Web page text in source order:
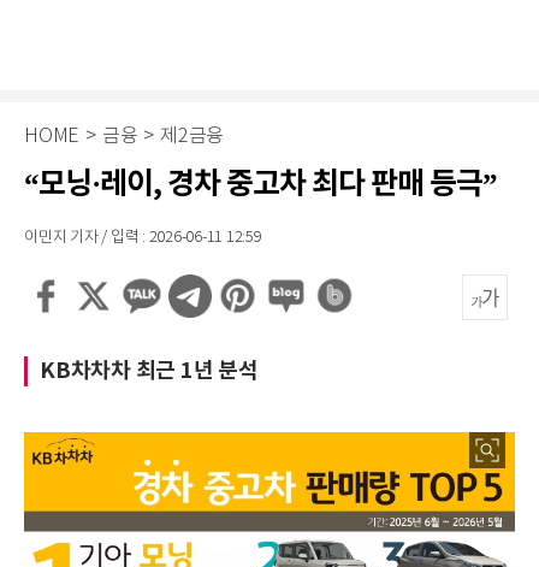
HOME > 금융 > 제2금융
“모닝·레이, 경차 중고차 최다 판매 등극”
이민지 기자 / 입력 : 2026-06-11 12:59
KB차차차 최근 1년 분석